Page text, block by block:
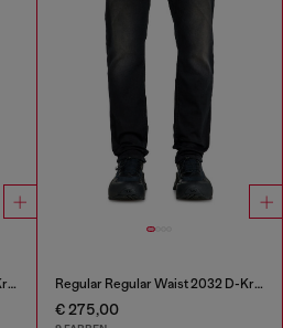
Regular Regular Waist 2032 D-Krooley-BW Joggjeans® Regular Regular Waist 2032 D-Krooley-BW Joggjeans®
€ 275,00